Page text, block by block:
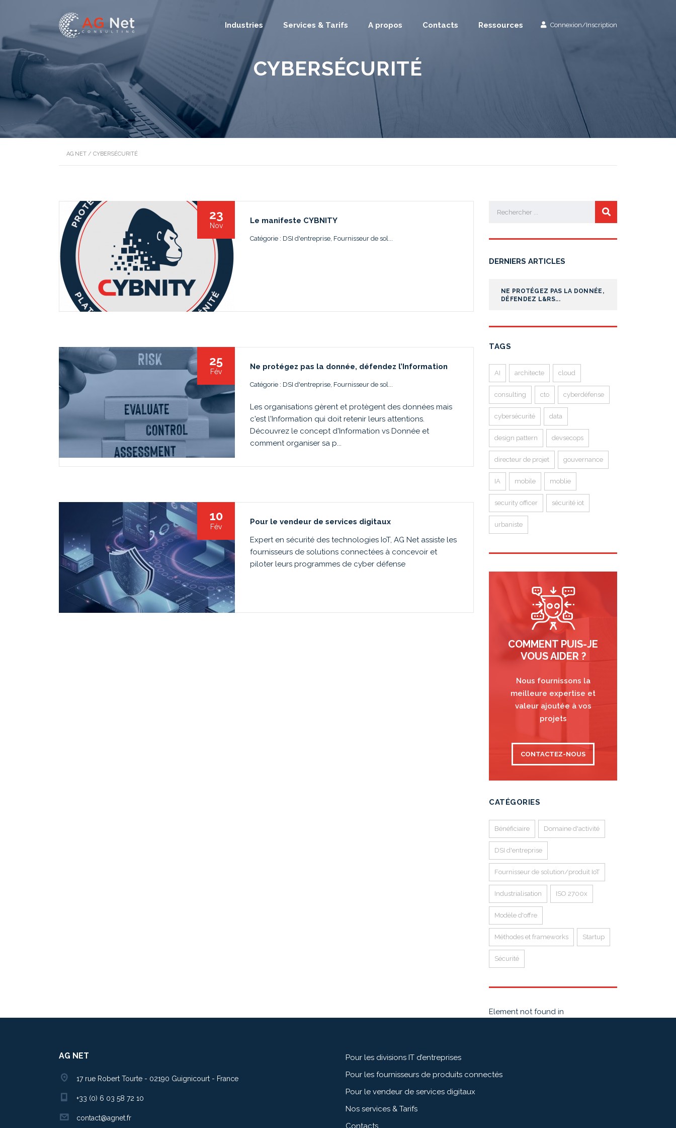
Industries Services & Tarifs A propos Contacts Ressources Connexion/Inscription
CYBERSÉCURITÉ
AG NET / CYBERSÉCURITÉ
23
Nov
Le manifeste CYBNITY
Catégorie : DSI d'entreprise, Fournisseur de sol...
25
Fév
Ne protégez pas la donnée, défendez l’Information
Catégorie : DSI d'entreprise, Fournisseur de sol...
Les organisations gèrent et protègent des données mais
c'est l'Information qui doit retenir leurs attentions.
Découvrez le concept d'Information vs Donnée et
comment organiser sa p...
10
Fév
Pour le vendeur de services digitaux
Expert en sécurité des technologies IoT, AG Net assiste les
fournisseurs de solutions connectées à concevoir et
piloter leurs programmes de cyber défense
DERNIERS ARTICLES
NE PROTÉGEZ PAS LA DONNÉE,
DÉFENDEZ L&RS...
TAGS
AI architecte cloud
consulting cto cyberdéfense
cybersécurité data
design pattern devsecops
directeur de projet gouvernance
IA mobile moblie
security officer sécurité iot
urbaniste
COMMENT PUIS-JE
VOUS AIDER ?
Nous fournissons la
meilleure expertise et
valeur ajoutée à vos
projets
CONTACTEZ-NOUS
CATÉGORIES
Bénéficiaire Domaine d'activité
DSI d'entreprise
Fournisseur de solution/produit IoT
Industrialisation ISO 2700x
Modèle d'offre
Méthodes et frameworks Startup
Sécurité
Element not found in
AG NET
17 rue Robert Tourte - 02190 Guignicourt - France
+33 (0) 6 03 58 72 10
contact@agnet.fr
Pour les divisions IT d’entreprises
Pour les fournisseurs de produits connectés
Pour le vendeur de services digitaux
Nos services & Tarifs
Contacts